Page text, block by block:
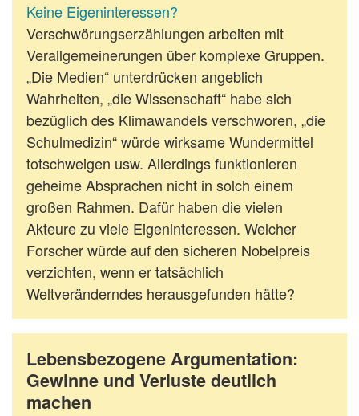
Keine Eigeninteressen?
Verschwörungserzählungen arbeiten mit
Verallgemeinerungen über komplexe Gruppen.
„Die Medien“ unterdrücken angeblich
Wahrheiten, „die Wissenschaft“ habe sich
bezüglich des Klimawandels verschworen, „die
Schulmedizin“ würde wirksame Wundermittel
totschweigen usw. Allerdings funktionieren
geheime Absprachen nicht in solch einem
großen Rahmen. Dafür haben die vielen
Akteure zu viele Eigeninteressen. Welcher
Forscher würde auf den sicheren Nobelpreis
verzichten, wenn er tatsächlich
Weltveränderndes herausgefunden hätte?
Lebensbezogene Argumentation:
Gewinne und Verluste deutlich
machen